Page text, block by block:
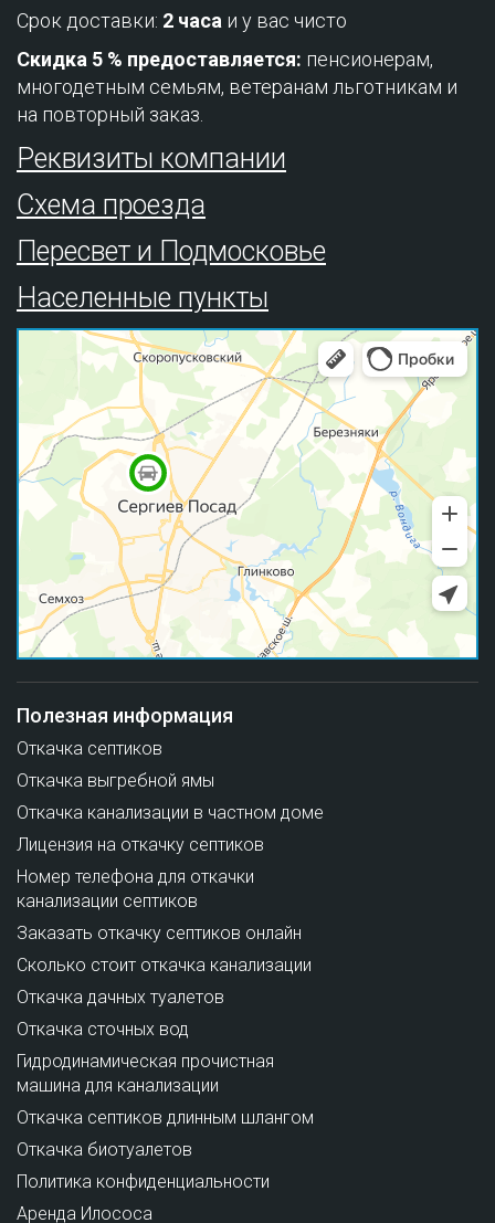
Срок доставки: 2 часа и у вас чисто
Скидка 5 % предоставляется: пенсионерам,
многодетным семьям, ветеранам льготникам и
на повторный заказ.
Реквизиты компании
Схема проезда
Пересвет и Подмосковье
Населенные пункты
Полезная информация
Откачка септиков
Откачка выгребной ямы
Откачка канализации в частном доме
Лицензия на откачку септиков
Номер телефона для откачки
канализации септиков
Заказать откачку септиков онлайн
Сколько стоит откачка канализации
Откачка дачных туалетов
Откачка сточных вод
Гидродинамическая прочистная
машина для канализации
Откачка септиков длинным шлангом
Откачка биотуалетов
Политика конфиденциальности
Аренда Илососа